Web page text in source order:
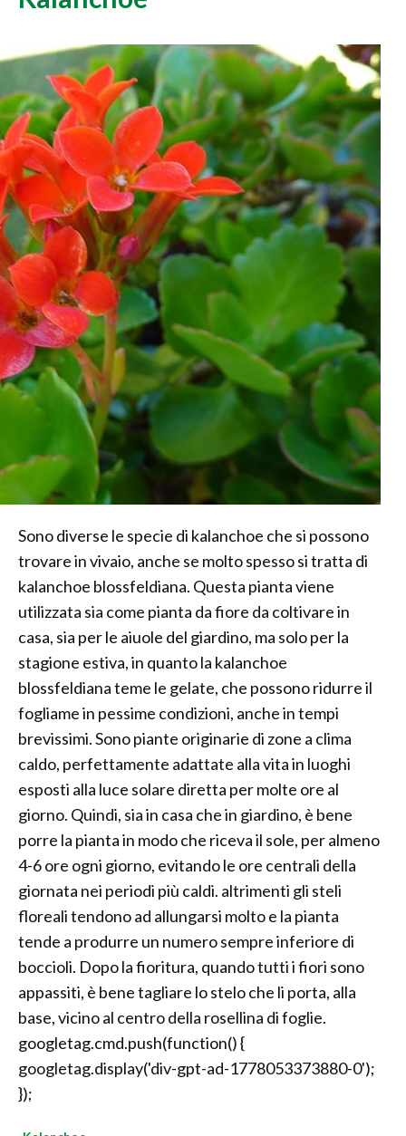
Sono diverse le specie di kalanchoe che si possono
trovare in vivaio, anche se molto spesso si tratta di
kalanchoe blossfeldiana. Questa pianta viene
utilizzata sia come pianta da fiore da coltivare in
casa, sia per le aiuole del giardino, ma solo per la
stagione estiva, in quanto la kalanchoe
blossfeldiana teme le gelate, che possono ridurre il
fogliame in pessime condizioni, anche in tempi
brevissimi. Sono piante originarie di zone a clima
caldo, perfettamente adattate alla vita in luoghi
esposti alla luce solare diretta per molte ore al
giorno. Quindi, sia in casa che in giardino, è bene
porre la pianta in modo che riceva il sole, per almeno
4-6 ore ogni giorno, evitando le ore centrali della
giornata nei periodi più caldi. altrimenti gli steli
floreali tendono ad allungarsi molto e la pianta
tende a produrre un numero sempre inferiore di
boccioli. Dopo la fioritura, quando tutti i fiori sono
appassiti, è bene tagliare lo stelo che li porta, alla
base, vicino al centro della rosellina di foglie.
googletag.cmd.push(function() {
googletag.display('div-gpt-ad-1778053373880-0');
});